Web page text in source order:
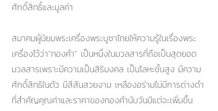
ศักดิ์สิทธิ์และมูลค่า
สมาคมผู้นิยมพระเครื่องพระบูชาไทยให้ความรู้ในเรื่องพระ
เครื่องไว้ว่า“ทองคำ” เป็นหนึ่งในมวลสารที่ถือเป็นสุดยอด
มวลสารเพราะมีความเป็นสิริมงคล เป็นโลหะชั้นสูง มีความ
ศักดิ์สิทธิในตัว มีสีสันสวยงาม เหลืองอร่ามไม่มีการด่างดำ
ที่สำคัญคุณค่าและราคาของทองคำนับวันมีแต่จะเพิ่มขึ้น